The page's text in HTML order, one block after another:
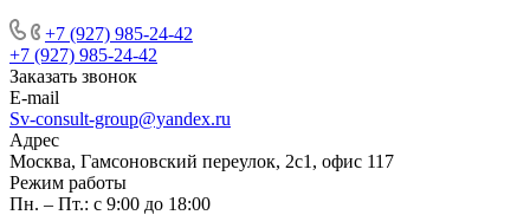
+7 (927) 985-24-42
+7 (927) 985-24-42
Заказать звонок
E-mail
Sv-consult-group@yandex.ru
Адрес
Москва, Гамсоновский переулок, 2с1, офис 117
Режим работы
Пн. – Пт.: с 9:00 до 18:00